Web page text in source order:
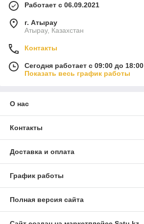
Работает с 06.09.2021
г. Атырау
Атырау, Казахстан
Контакты
Сегодня работает с 09:00 до 18:00
Показать весь график работы
О нас
Контакты
Доставка и оплата
График работы
Полная версия сайта